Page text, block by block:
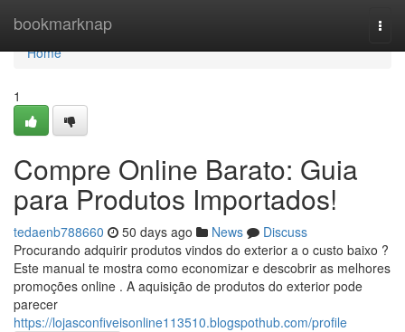
bookmarknap
Home
Home
1
Compre Online Barato: Guia
para Produtos Importados!
tedaenb788660 50 days ago News
Discuss
Procurando adquirir produtos vindos do exterior a o custo baixo ?
Este manual te mostra como economizar e descobrir as melhores
promoções online . A aquisição de produtos do exterior pode
parecer
https://lojasconfiveisonline113510.blogspothub.com/profile